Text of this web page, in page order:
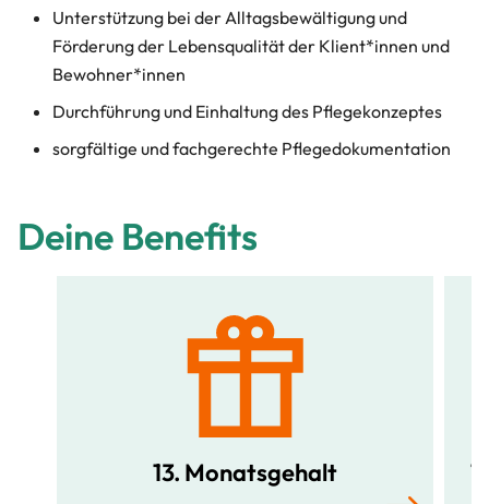
Unterstützung bei der Alltagsbewältigung und
Förderung der Lebensqualität der Klient*innen und
Bewohner*innen
Durchführung und Einhaltung des Pflegekonzeptes
sorgfältige und fachgerechte Pflegedokumentation
Deine Benefits
13. Monatsgehalt